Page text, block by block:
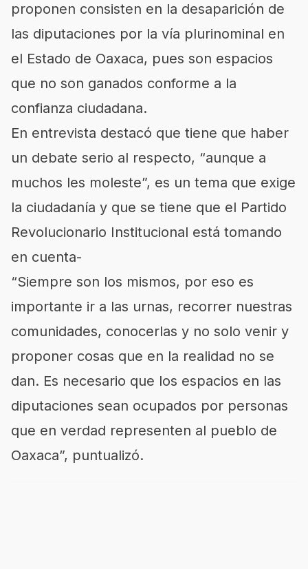
proponen consisten en la desaparición de
las diputaciones por la vía plurinominal en
el Estado de Oaxaca, pues son espacios
que no son ganados conforme a la
confianza ciudadana.
En entrevista destacó que tiene que haber
un debate serio al respecto, “aunque a
muchos les moleste”, es un tema que exige
la ciudadanía y que se tiene que el Partido
Revolucionario Institucional está tomando
en cuenta-
“Siempre son los mismos, por eso es
importante ir a las urnas, recorrer nuestras
comunidades, conocerlas y no solo venir y
proponer cosas que en la realidad no se
dan. Es necesario que los espacios en las
diputaciones sean ocupados por personas
que en verdad representen al pueblo de
Oaxaca”, puntualizó.